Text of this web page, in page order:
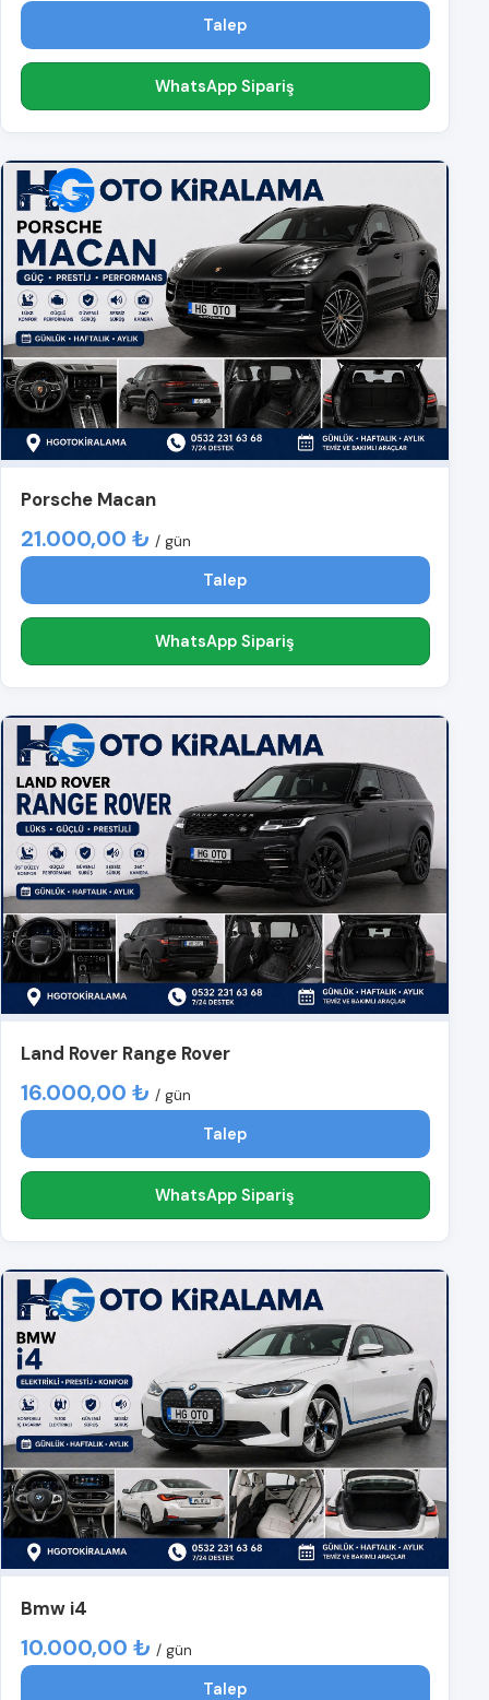
Talep
WhatsApp Sipariş
Porsche Macan
21.000,00 ₺ / gün
Talep
WhatsApp Sipariş
Land Rover Range Rover
16.000,00 ₺ / gün
Talep
WhatsApp Sipariş
Bmw i4
10.000,00 ₺ / gün
Talep